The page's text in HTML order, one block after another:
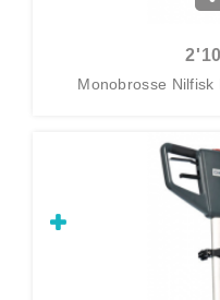
Monobrosse Nilfisk